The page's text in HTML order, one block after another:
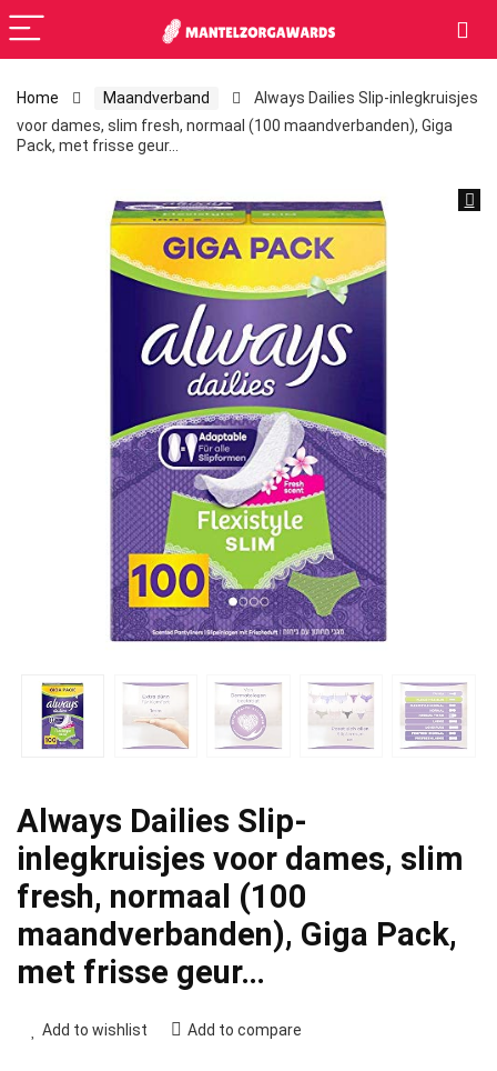
Home Maandverband
Always Dailies Slip-inlegkruisjes
voor dames, slim fresh, normaal (100 maandverbanden), Giga
Pack, met frisse geur…
Always Dailies Slip-
inlegkruisjes voor dames, slim
fresh, normaal (100
maandverbanden), Giga Pack,
met frisse geur…
Add to wishlist Add to compare